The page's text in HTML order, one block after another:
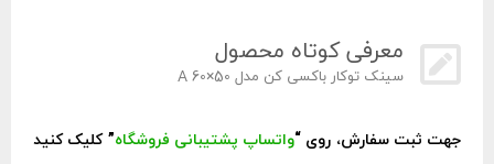
معرفی کوتاه محصول
سینک توکار باکسی کن مدل A 60×50
جهت ثبت سفارش، روی “واتساپ پشتیبانی فروشگاه” کلیک کنید